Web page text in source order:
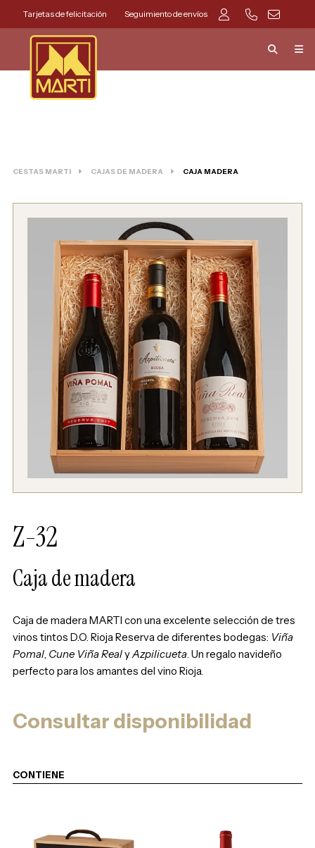
Tarjetas de felicitación Seguimiento de envíos
CESTAS MARTI CAJAS DE MADERA CAJA MADERA
Z-32
Caja de madera
Caja de madera MARTI con una excelente selección de tres
vinos tintos D.O. Rioja Reserva de diferentes bodegas: Viña
Pomal, Cune Viña RealyAzpilicueta. Un regalo navideño
perfecto para los amantes del vino Rioja.
Consultar disponibilidad
CONTIENE